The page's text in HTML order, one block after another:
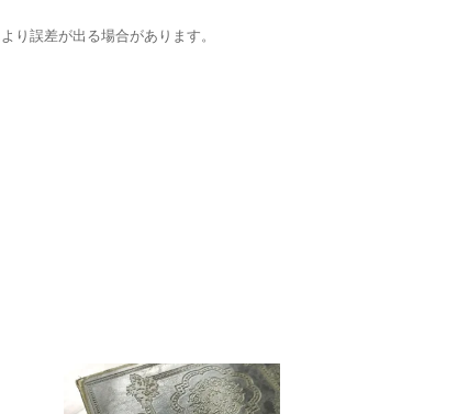
り誤差が出る場合があります。